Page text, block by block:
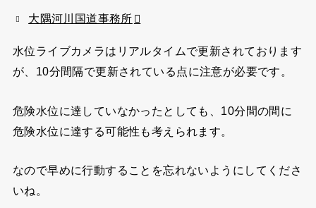
大隅河川国道事務所
水位ライブカメラはリアルタイムで更新されております
が、 10分間隔で更新されている点に注意が必要です。
危険水位に達していなかったとしても、10分間の間に
危険水位に達する可能性も考えられます。
なので早めに行動することを忘れないようにしてくださ
いね。